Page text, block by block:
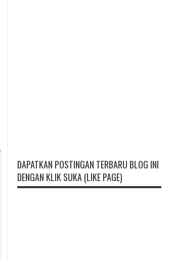
DAPATKAN POSTINGAN TERBARU BLOG INI
DENGAN KLIK SUKA (LIKE PAGE)